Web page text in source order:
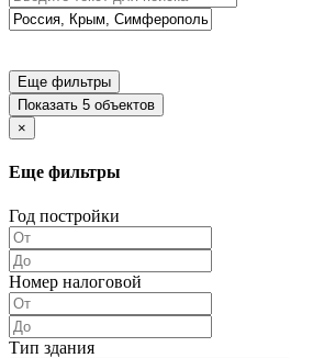
Еще фильтры
Показать 5 объектов
×
Еще фильтры
Год постройки
Номер налоговой
Тип здания